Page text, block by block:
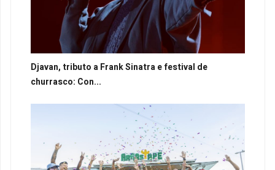
Djavan, tributo a Frank Sinatra e festival de
churrasco: Con...